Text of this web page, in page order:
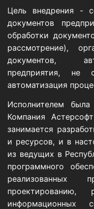
Цель внедрения -
документов
обработки
рассмотрение),
документов,
предприятия, не
автоматизация
Исполнителем
Компания
занимается
и ресурсов, и в
из ведущих в
программного
реализованных
проектированию,
информационных